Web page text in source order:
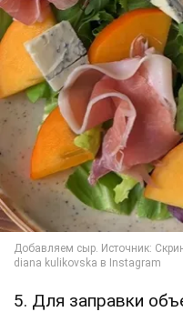
5. Для заправки